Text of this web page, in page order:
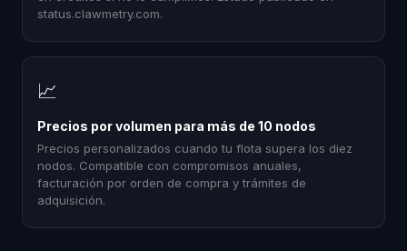
status.clawmetry.com.
📈
Precios por volumen para más de 10 nodos
Precios personalizados cuando tu flota supera los diez
nodos. Compatible con compromisos anuales,
facturación por orden de compra y trámites de
adquisición.